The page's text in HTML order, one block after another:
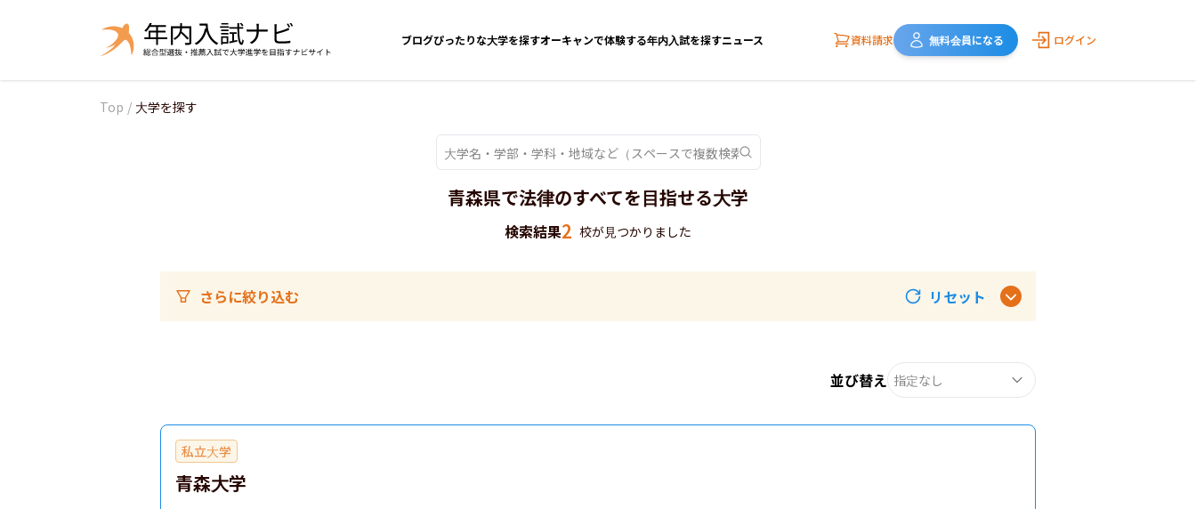
ブログぴったりな大学を探すオーキャンで体験する年内入試を探すニュース 資料請求 無料会員になる ログイン
Top / 大学を探す
青森県で法律のすべてを目指せる大学
検索結果2 校が見つかりました
さらに絞り込む リセット
並び替え 指定なし
私立大学
青森大学